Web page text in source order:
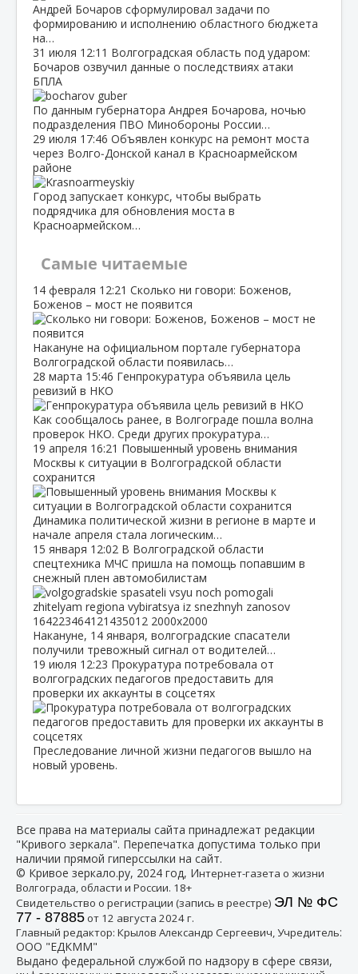
Андрей Бочаров сформулировал задачи по
формированию и исполнению областного бюджета
на…
31 июля 12:11 Волгоградская область под ударом:
Бочаров озвучил данные о последствиях атаки
БПЛА
По данным губернатора Андрея Бочарова, ночью
подразделения ПВО Минобороны России…
29 июля 17:46 Объявлен конкурс на ремонт моста
через Волго‑Донской канал в Красноармейском
районе
Город запускает конкурс, чтобы выбрать
подрядчика для обновления моста в
Красноармейском…
Самые читаемые
14 февраля 12:21 Сколько ни говори: Боженов,
Боженов – мост не появится
Накануне на официальном портале губернатора
Волгоградской области появилась…
28 марта 15:46 Генпрокуратура объявила цель
ревизий в НКО
Как сообщалось ранее, в Волгограде пошла волна
проверок НКО. Среди других прокуратура…
19 апреля 16:21 Повышенный уровень внимания
Москвы к ситуации в Волгоградской области
сохранится
Динамика политической жизни в регионе в марте и
начале апреля стала логическим…
15 января 12:02 В Волгоградской области
спецтехника МЧС пришла на помощь попавшим в
снежный плен автомобилистам
Накануне, 14 января, волгоградские спасатели
получили тревожный сигнал от водителей…
19 июля 12:23 Прокуратура потребовала от
волгоградских педагогов предоставить для
проверки их аккаунты в соцсетях
Преследование личной жизни педагогов вышло на
новый уровень.
Все права на материалы сайта принадлежат редакции
"Кривого зеркала". Перепечатка допустима только при
наличии прямой гиперссылки на сайт.
© Кривое зеркало.ру, 2024 год, Интернет-газета о жизни
Волгограда, области и России. 18+
Свидетельство о регистрации (запись в реестре) ЭЛ № ФС
77 - 87885от 12 августа 2024 г.
Главный редактор: Крылов Александр Сергеевич, Учредитель:
ООО "ЕДКММ"
Выдано федеральной службой по надзору в сфере связи,